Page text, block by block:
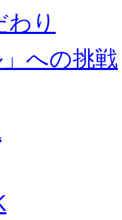
り
への挑戦